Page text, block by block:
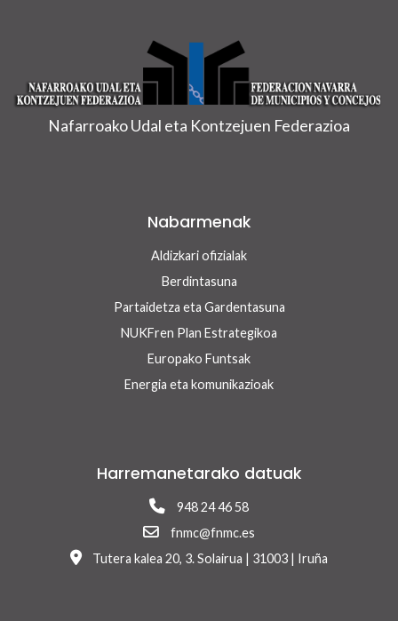
Nafarroako Udal eta Kontzejuen Federazioa
Nabarmenak
Aldizkari ofizialak
Berdintasuna
Partaidetza eta Gardentasuna
NUKFren Plan Estrategikoa
Europako Funtsak
Energia eta komunikazioak
Harremanetarako datuak
948 24 46 58
fnmc@fnmc.es
Tutera kalea 20, 3. Solairua | 31003 | Iruña